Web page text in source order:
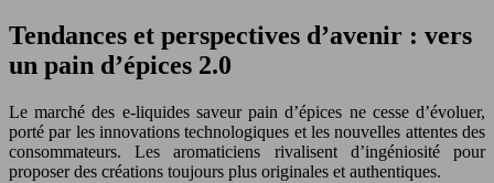
Tendances et perspectives d’avenir : vers
un pain d’épices 2.0
Le marché des e-liquides saveur pain d’épices ne cesse d’évoluer,
porté par les innovations technologiques et les nouvelles attentes des
consommateurs. Les aromaticiens rivalisent d’ingéniosité pour
proposer des créations toujours plus originales et authentiques.